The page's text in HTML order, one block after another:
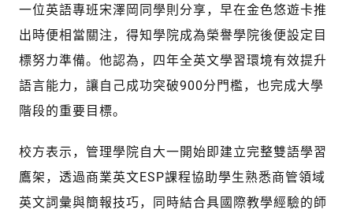
一位英語專班宋澤岡同學則分享，早在金色悠遊卡推
出時便相當關注，得知學院成為榮譽學院後便設定目
標努力準備。他認為，四年全英文學習環境有效提升
語言能力，讓自己成功突破900分門檻，也完成大學
階段的重要目標。
校方表示，管理學院自大一開始即建立完整雙語學習
鷹架，透過商業英文ESP課程協助學生熟悉商管領域
英文詞彙與簡報技巧，同時結合具國際教學經驗的師